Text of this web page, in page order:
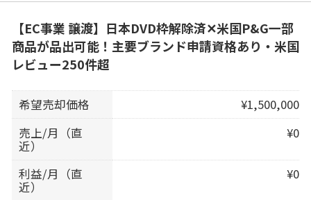
【EC事業 譲渡】日本DVD枠解除済✕米国P&G一部
商品が品出可能！主要ブランド申請資格あり・米国
レビュー250件超
希望売却価格
¥1,500,000
売上/月（直
近）
¥0
利益/月（直
近）
¥0